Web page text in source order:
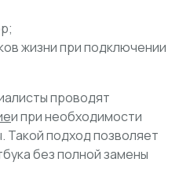
жизни при подключении
проводят
и при необходимости
подход позволяет
без полной замены